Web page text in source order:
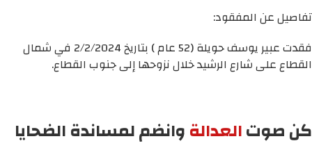
تفاصيل عن المفقود:
فقدت عبير يوسف حويلة (52 عام ) بتاريخ 2/2/2024 في شمال
القطاع على شارع الرشيد خلال نزوحها إلى جنوب القطاع.
كن صوتالعدالةوانضم لمساندة الضحايا